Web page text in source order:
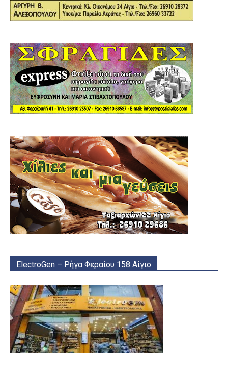
ElectroGen – Ρήγα Φεραίου 158 Αίγιο